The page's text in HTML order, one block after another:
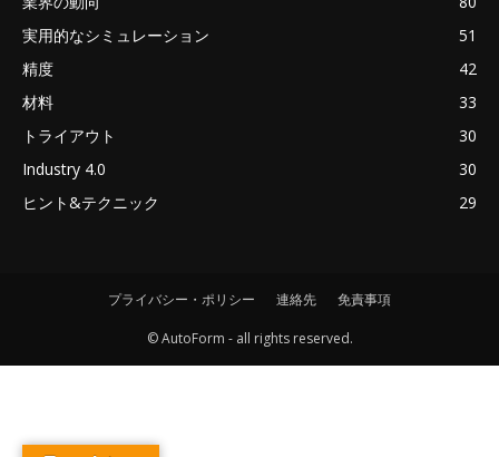
実用的なシミュレーション
51
精度
42
材料
33
トライアウト
30
Industry 4.0
30
ヒント&テクニック
29
プライバシー・ポリシー 連絡先 免責事項
© AutoForm - all rights reserved.